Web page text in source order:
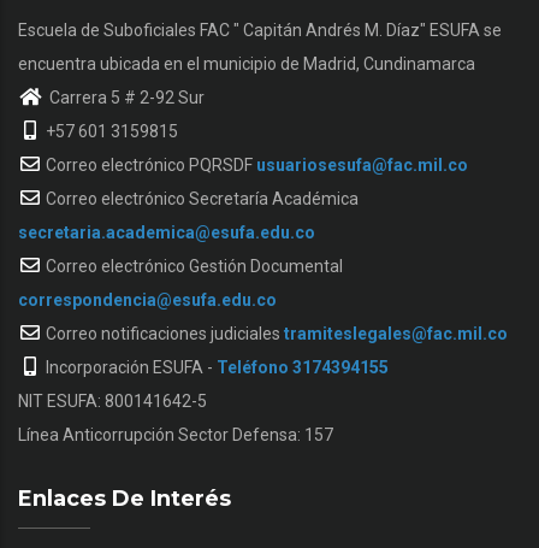
Escuela de Suboficiales FAC " Capitán Andrés M. Díaz" ESUFA se
encuentra ubicada en el municipio de Madrid, Cundinamarca
Carrera 5 # 2-92 Sur
+57 601 3159815
Correo electrónico PQRSDF usuariosesufa@fac.mil.co
Correo electrónico Secretaría Académica
secretaria.academica@esufa.edu.co
Correo electrónico Gestión Documental
correspondencia@esufa.edu.co
Correo notificaciones judiciales tramiteslegales@fac.mil.co
Incorporación ESUFA - Teléfono 3174394155
NIT ESUFA: 800141642-5
Línea Anticorrupción Sector Defensa: 157
Enlaces De Interés